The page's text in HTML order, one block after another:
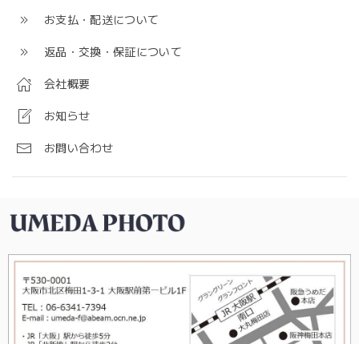
お支払・配送について
返品・交換・保証について
会社概要
お知らせ
お問い合わせ